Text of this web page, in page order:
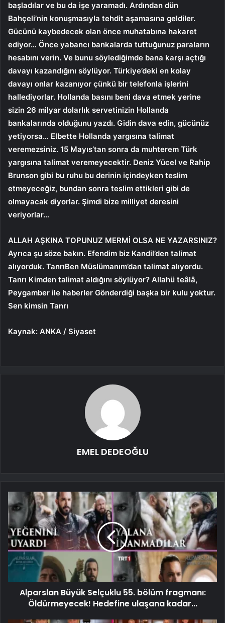
başladılar ve bu da işe yaramadı. Ardından dün
Bahçeli’nin konuşmasıyla tehdit aşamasına geldiler.
Gücünü kaybedecek olan önce muhatabına hakaret
ediyor… Önce yabancı bankalarda tuttuğunuz paraların
hesabını verin. Ve bunu söylediğimde bana karşı açtığı
davayı kazandığını söylüyor. Türkiye’deki en kolay
davayı onlar kazanıyor çünkü bir telefonla işlerini
hallediyorlar. Hollanda basını beni dava etmek yerine
sizin 26 milyar dolarlık servetinizin Hollanda
bankalarında olduğunu yazdı. Gidin dava edin, gücünüz
yetiyorsa… Elbette Hollanda yargısına talimat
veremezsiniz. 15 Mayıs’tan sonra da muhterem Türk
yargısına talimat veremeyecektir. Deniz Yücel ve Rahip
Brunson gibi bu ruhu bu derinin içindeyken teslim
etmeyeceğiz, bundan sonra teslim ettikleri gibi de
olmayacak diyorlar. Şimdi bize milliyet deresini
veriyorlar…
ALLAH AŞKINA TOPUNUZ MERMİ OLSA NE YAZARSINIZ?
Ayrıca şu söze bakın. Efendim biz Kandil’den talimat
alıyorduk. TanrıBen Müslümanım’dan talimat alıyordu.
Tanrı Kimden talimat aldığını söylüyor? Allahü teâlâ,
Peygamber ile haberler Gönderdiği başka bir kulu yoktur.
Sen kimsin Tanrı
Kaynak: ANKA / Siyaset
EMEL DEDEOĞLU
Alparslan Büyük Selçuklu 55. bölüm fragmanı:
Öldürmeyecek! Hedefine ulaşana kadar...